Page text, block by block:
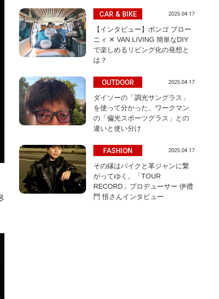
CAR & BIKE 2025.04.17
【インタビュー】ボンゴ ブロー
ニィ ✕ VAN LIVING 簡単なDIY
で楽しめるリビング化の発想と
は？
OUTDOOR 2025.04.17
ダイソーの「調光サングラス」
を使って分かった、ワークマン
の「偏光スポーツグラス」との
違いと使い分け
FASHION 2025.04.17
その縁はバイクと革ジャンに繋
がってゆく。「TOUR
RECORD」プロデューサー 伊禮
門 悟さんインタビュー